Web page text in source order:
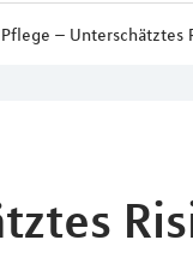
Pflege – Unterschätztes